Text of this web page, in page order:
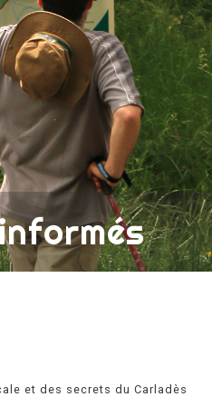
et des secrets du Carladès